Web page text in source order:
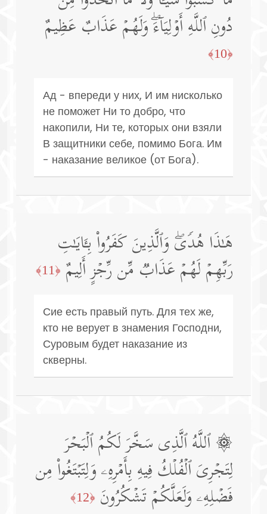
دُونِ ٱللَّهِ أَوۡلِیَاۤءَۖ وَلَهُمۡ عَذَابٌ عَظِیمٌ
﴿10﴾
Ад - впереди у них, И им нисколько
не поможет Ни то добро, что
накопили, Ни те, которых они взяли
В защитники себе, помимо Бога. Им
- наказание великое (от Бога).
هَـٰذَا هُدࣰىۖ وَٱلَّذِینَ كَفَرُوا۟ بِـَٔایَـٰتِ
رَبِّهِمۡ لَهُمۡ عَذَابࣱ مِّن رِّجۡزٍ أَلِیمٌ ﴿11﴾
Сие есть правый путь. Для тех же,
кто не верует в знамения Господни,
Суровым будет наказание из
скверны.
۞ ٱللَّهُ ٱلَّذِی سَخَّرَ لَكُمُ ٱلۡبَحۡرَ
لِتَجۡرِیَ ٱلۡفُلۡكُ فِیهِ بِأَمۡرِهِۦ وَلِتَبۡتَغُوا۟ مِن
فَضۡلِهِۦ وَلَعَلَّكُمۡ تَشۡكُرُونَ ﴿12﴾